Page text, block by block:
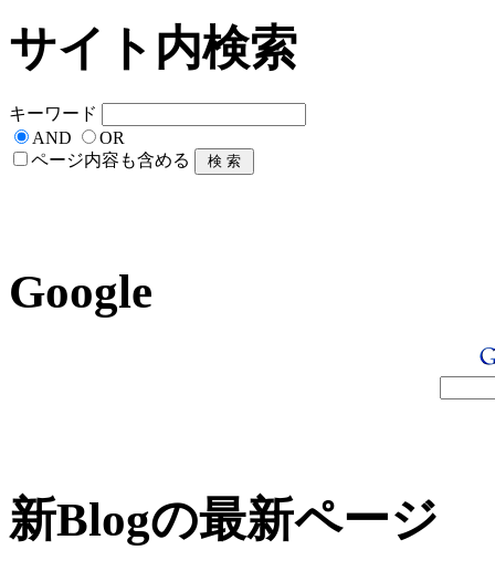
サイト内検索
キーワード
AND
OR
ページ内容も含める
Google
新Blogの最新ページ